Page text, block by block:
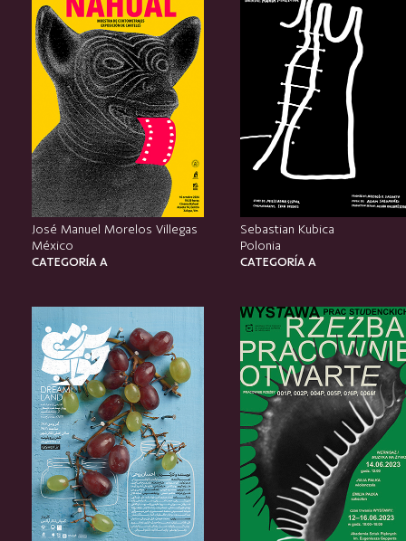
José Manuel Morelos Villegas
México
CATEGORÍA A
Sebastian Kubica
Polonia
CATEGORÍA A